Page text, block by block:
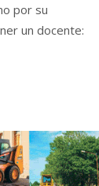
por su
un docente: